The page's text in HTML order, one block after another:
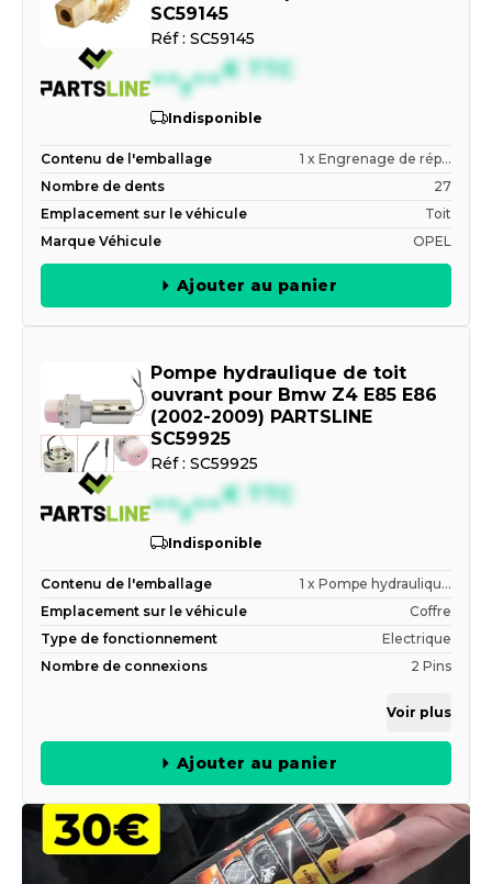
SC59145
Réf : SC59145
--,--€ TTC
Indisponible
Contenu de l'emballage
1 x Engrenage de rép...
Nombre de dents
27
Emplacement sur le véhicule
Toit
Marque Véhicule
OPEL
Ajouter au panier
Pompe hydraulique de toit
ouvrant pour Bmw Z4 E85 E86
(2002-2009) PARTSLINE
SC59925
Réf : SC59925
--,--€ TTC
Indisponible
Contenu de l'emballage
1 x Pompe hydrauliqu...
Emplacement sur le véhicule
Coffre
Type de fonctionnement
Electrique
Nombre de connexions
2 Pins
Voir plus
Ajouter au panier